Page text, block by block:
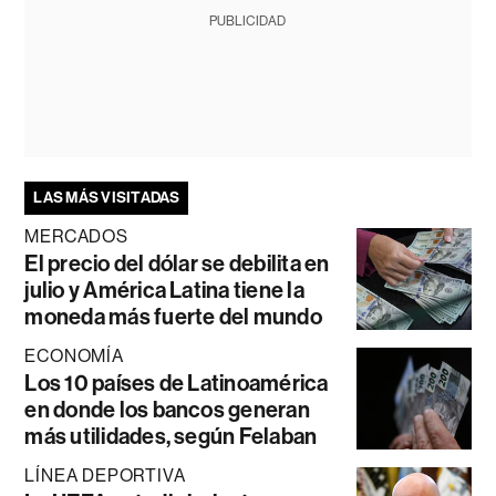
PUBLICIDAD
LAS MÁS VISITADAS
MERCADOS
El precio del dólar se debilita en
julio y América Latina tiene la
moneda más fuerte del mundo
ECONOMÍA
Los 10 países de Latinoamérica
en donde los bancos generan
más utilidades, según Felaban
LÍNEA DEPORTIVA